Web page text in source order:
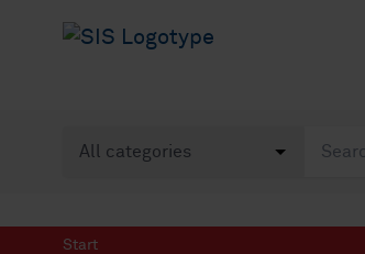
Start